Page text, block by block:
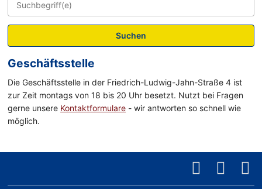
Suchen
Geschäftsstelle
Die Geschäftsstelle in der Friedrich-Ludwig-Jahn-Straße 4 ist
zur Zeit montags von 18 bis 20 Uhr besetzt. Nutzt bei Fragen
gerne unsere Kontaktformulare - wir antworten so schnell wie
möglich.